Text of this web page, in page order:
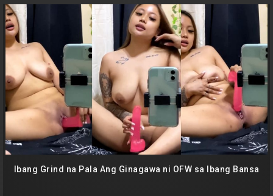
Ibang Grind na Pala Ang Ginagawa ni OFW sa Ibang Bansa